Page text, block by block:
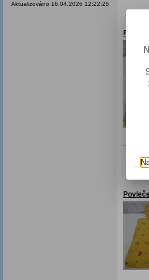
Aktualizováno 16.04.2026 12:22:25